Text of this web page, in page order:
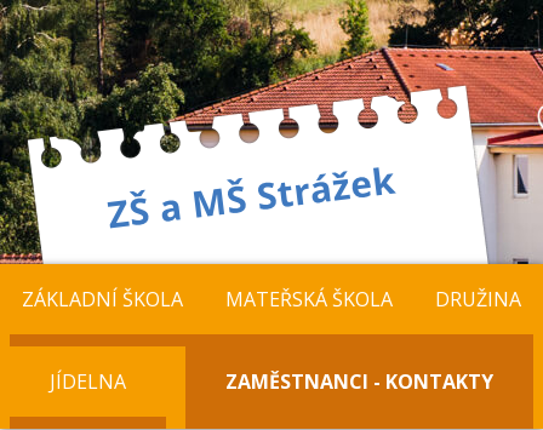
ZÁKLADNÍ ŠKOLA MATEŘSKÁ ŠKOLA DRUŽINA
JÍDELNA ZAMĚSTNANCI - KONTAKTY